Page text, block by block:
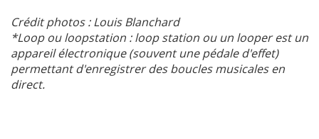
Crédit photos : Louis Blanchard
*Loop ou loopstation : loop station ou un looper est un
appareil électronique (souvent une pédale d'effet)
permettant d'enregistrer des boucles musicales en
direct.